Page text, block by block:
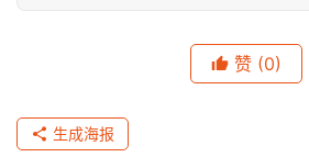
赞 (0)
生成海报